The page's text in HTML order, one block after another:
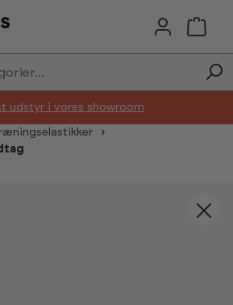
udstyr i vores showroom